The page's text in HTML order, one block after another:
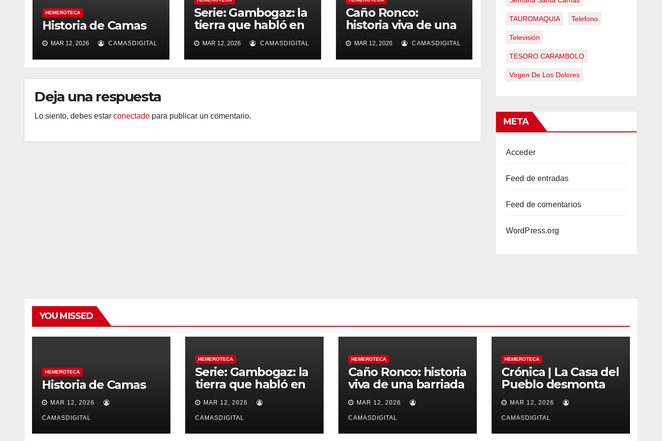
HEMEROTECA
Historia de Camas
MAR 12, 2026 CAMASDIGITAL
Serie: Gambogaz: la
tierra que habló en
silencio.
MAR 12, 2026 CAMASDIGITAL
Caño Ronco:
historia viva de una
barriada popular de
Camas
MAR 12, 2026 CAMASDIGITAL
Deja una respuesta
Lo siento, debes estar conectado para publicar un comentario.
TAUROMAQUIA Telefono
Televisión
TESORO CARAMBOLO
Virgen De Los Dolores
META
Acceder
Feed de entradas
Feed de comentarios
WordPress.org
YOU MISSED
HEMEROTECA
Historia de Camas
MAR 12, 2026
CAMASDIGITAL
HEMEROTECA
Serie: Gambogaz: la
tierra que habló en
silencio.
MAR 12, 2026
CAMASDIGITAL
HEMEROTECA
Caño Ronco: historia
viva de una barriada
popular de Camas
MAR 12, 2026
CAMASDIGITAL
HEMEROTECA
Crónica | La Casa del
Pueblo desmonta
los bulos sobre la
regularización de
migrantes
MAR 12, 2026
CAMASDIGITAL